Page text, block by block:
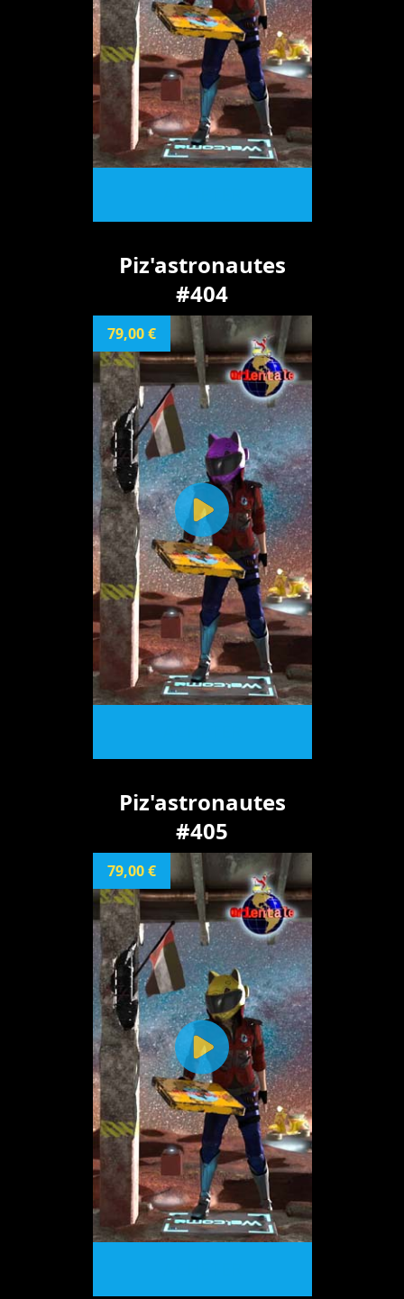
Piz'astronautes
#404
79,00 €
Piz'astronautes
#405
79,00 €